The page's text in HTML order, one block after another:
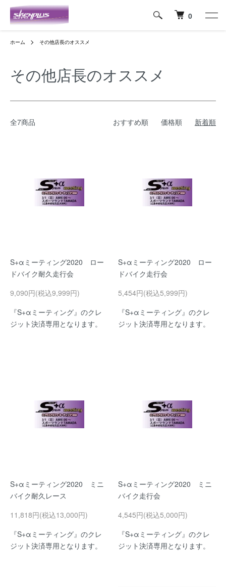
0
ホーム その他店長のオススメ
その他店長のオススメ
全7商品 おすすめ順 価格順 新着順
S+αミーティング2020 ロー
ドバイク耐久走行会
9,090円(税込9,999円)
『S+αミーティング』のクレ
ジット決済専用となります。
S+αミーティング2020 ロー
ドバイク走行会
5,454円(税込5,999円)
『S+αミーティング』のクレ
ジット決済専用となります。
S+αミーティング2020 ミニ
バイク耐久レース
11,818円(税込13,000円)
『S+αミーティング』のクレ
ジット決済専用となります。
S+αミーティング2020 ミニ
バイク走行会
4,545円(税込5,000円)
『S+αミーティング』のクレ
ジット決済専用となります。